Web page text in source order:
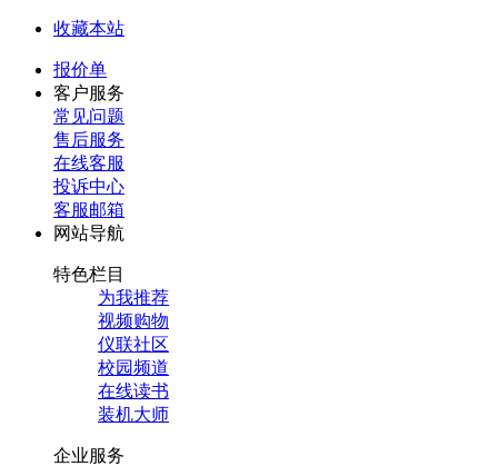
收藏本站
报价单
客户服务
常见问题
售后服务
在线客服
投诉中心
客服邮箱
网站导航
特色栏目
为我推荐
视频购物
仪联社区
校园频道
在线读书
装机大师
企业服务